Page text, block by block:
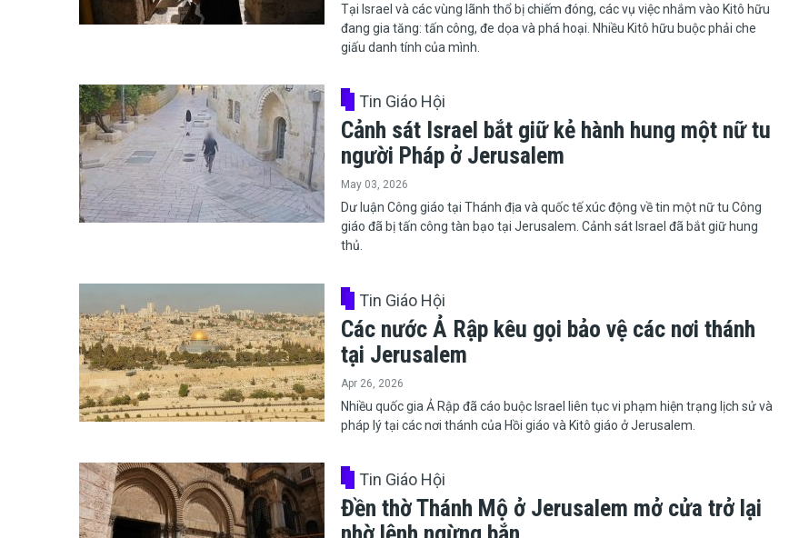
​​​​​​​Tại Israel và các vùng lãnh thổ bị chiếm đóng, các vụ việc nhắm vào Kitô hữu
đang gia tăng: tấn công, đe dọa và phá hoại. Nhiều Kitô hữu buộc phải che
giấu danh tính của mình.
Tin Giáo Hội
Cảnh sát Israel bắt giữ kẻ hành hung một nữ tu
người Pháp ở Jerusalem
May 03, 2026
Dư luận Công giáo tại Thánh địa và quốc tế xúc động về tin một nữ tu Công
giáo đã bị tấn công tàn bạo tại Jerusalem. Cảnh sát Israel đã bắt giữ hung
thủ.
Tin Giáo Hội
Các nước Ả Rập kêu gọi bảo vệ các nơi thánh
tại Jerusalem
Apr 26, 2026
​​​​​​​Nhiều quốc gia Ả Rập đã cáo buộc Israel liên tục vi phạm hiện trạng lịch sử và
pháp lý tại các nơi thánh của Hồi giáo và Kitô giáo ở Jerusalem.
Tin Giáo Hội
Đền thờ Thánh Mộ ở Jerusalem mở cửa trở lại